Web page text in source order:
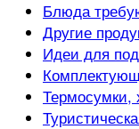
Блюда
Другие
Идеи для
Термосумки,